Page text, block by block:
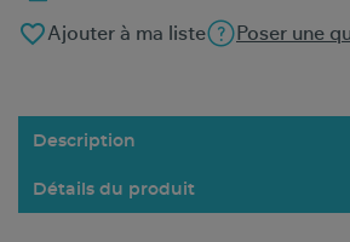
favorite_borderAjouter à ma liste Poser une
Description
Détails du produit